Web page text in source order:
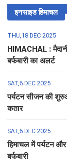
इनसाइड हिमाचल
THU,18 DEC 2025
HIMACHAL :
बर्फबारी का अलर्ट
SAT,6 DEC 2025
पर्यटन सीजन की
कतार
SAT,6 DEC 2025
हिमाचल में पर्यटन और
बर्फबारी